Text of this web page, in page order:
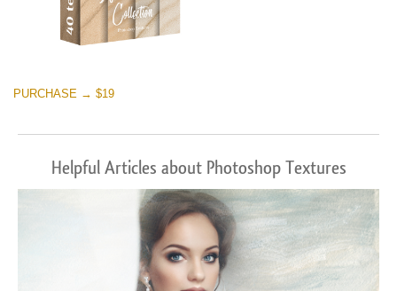
PURCHASE → $19
Helpful Articles about Photoshop Textures